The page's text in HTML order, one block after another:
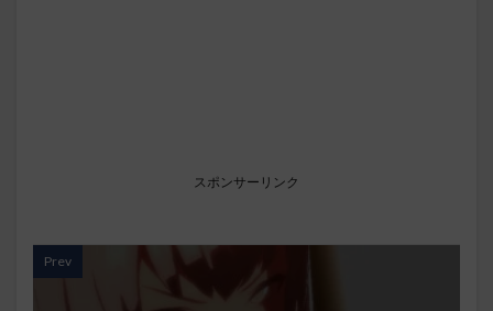
スポンサーリンク
Prev